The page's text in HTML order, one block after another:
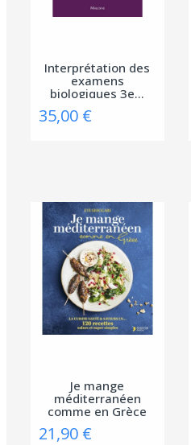
Interprétation des
examens
biologiques 3e...
35,00 €
Je mange
méditerranéen
comme en Grèce
21,90 €